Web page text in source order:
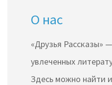
О нас
«Друзья Рассказы»
увлеченных
Здесь можно найти